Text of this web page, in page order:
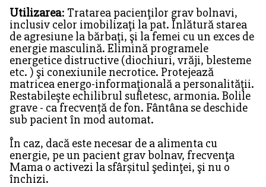
Utilizarea: Tratarea pacienţilor grav bolnavi,
inclusiv celor imobilizaţi la pat. Înlătură starea
de agresiune la bărbaţi, şi la femei cu un exces de
energie masculină. Elimină programele
energetice distructive (diochiuri, vrăji, blesteme
etc. ) şi conexiunile necrotice. Protejează
matricea energo-informaţională a personalităţii.
Restabileşte echilibrul sufletesc, armonia. Bolile
grave - ca frecvență de fon. Fântâna se deschide
sub pacient în mod automat.
În caz, dacă este necesar de a alimenta cu
energie, pe un pacient grav bolnav, frecvenţa
Mama o activezi la sfârșitul şedinţei, şi nu o
închizi.